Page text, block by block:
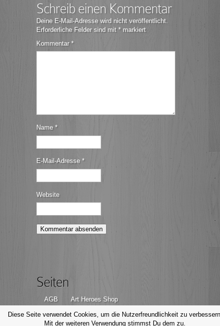
Schreib einen Kommentar
Deine E-Mail-Adresse wird nicht veröffentlicht.
Erforderliche Felder sind mit * markiert
Kommentar*
Name *
E-Mail-Adresse *
Website
Seiten
AGB
Art Heroes Shop
Datenschutzerklärung
Disclaimer
Diese Seite verwendet Cookies, um die Nutzerfreundlichkeit zu
Mit der weiteren Verwendung stimmst Du dem zu.